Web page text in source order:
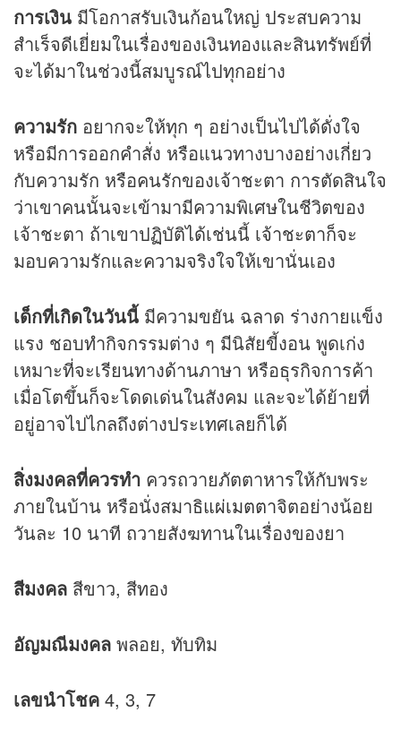
การเงิน มีโอกาสรับเงินก้อนใหญ่ ประสบความ
สำเร็จดีเยี่ยมในเรื่องของเงินทองและสินทรัพย์ที่
จะได้มาในช่วงนี้สมบูรณ์ไปทุกอย่าง
ความรัก อยากจะให้ทุก ๆ อย่างเป็นไปได้ดั่งใจ
หรือมีการออกคำสั่ง หรือแนวทางบางอย่างเกี่ยว
กับความรัก หรือคนรักของเจ้าชะตา การตัดสินใจ
ว่าเขาคนนั้นจะเข้ามามีความพิเศษในชีวิตของ
เจ้าชะตา ถ้าเขาปฏิบัติได้เช่นนี้ เจ้าชะตาก็จะ
มอบความรักและความจริงใจให้เขานั่นเอง
เด็กที่เกิดในวันนี้ มีความขยัน ฉลาด ร่างกายแข็ง
แรง ชอบทำกิจกรรมต่าง ๆ มีนิสัยขี้งอน พูดเก่ง
เหมาะที่จะเรียนทางด้านภาษา หรือธุรกิจการค้า
เมื่อโตขึ้นก็จะโดดเด่นในสังคม และจะได้ย้ายที่
อยู่อาจไปไกลถึงต่างประเทศเลยก็ได้
สิ่งมงคลที่ควรทำ ควรถวายภัตตาหารให้กับพระ
ภายในบ้าน หรือนั่งสมาธิแผ่เมตตาจิตอย่างน้อย
วันละ 10 นาที ถวายสังฆทานในเรื่องของยา
สีมงคล สีขาว, สีทอง
อัญมณีมงคล พลอย, ทับทิม
เลขนำโชค 4, 3, 7